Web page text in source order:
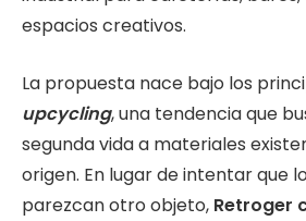
espacios creativos.
La propuesta nace bajo los
upcycling, una tendencia que
segunda vida a materiales
origen. En lugar de intentar que
parezcan otro objeto, Retroger